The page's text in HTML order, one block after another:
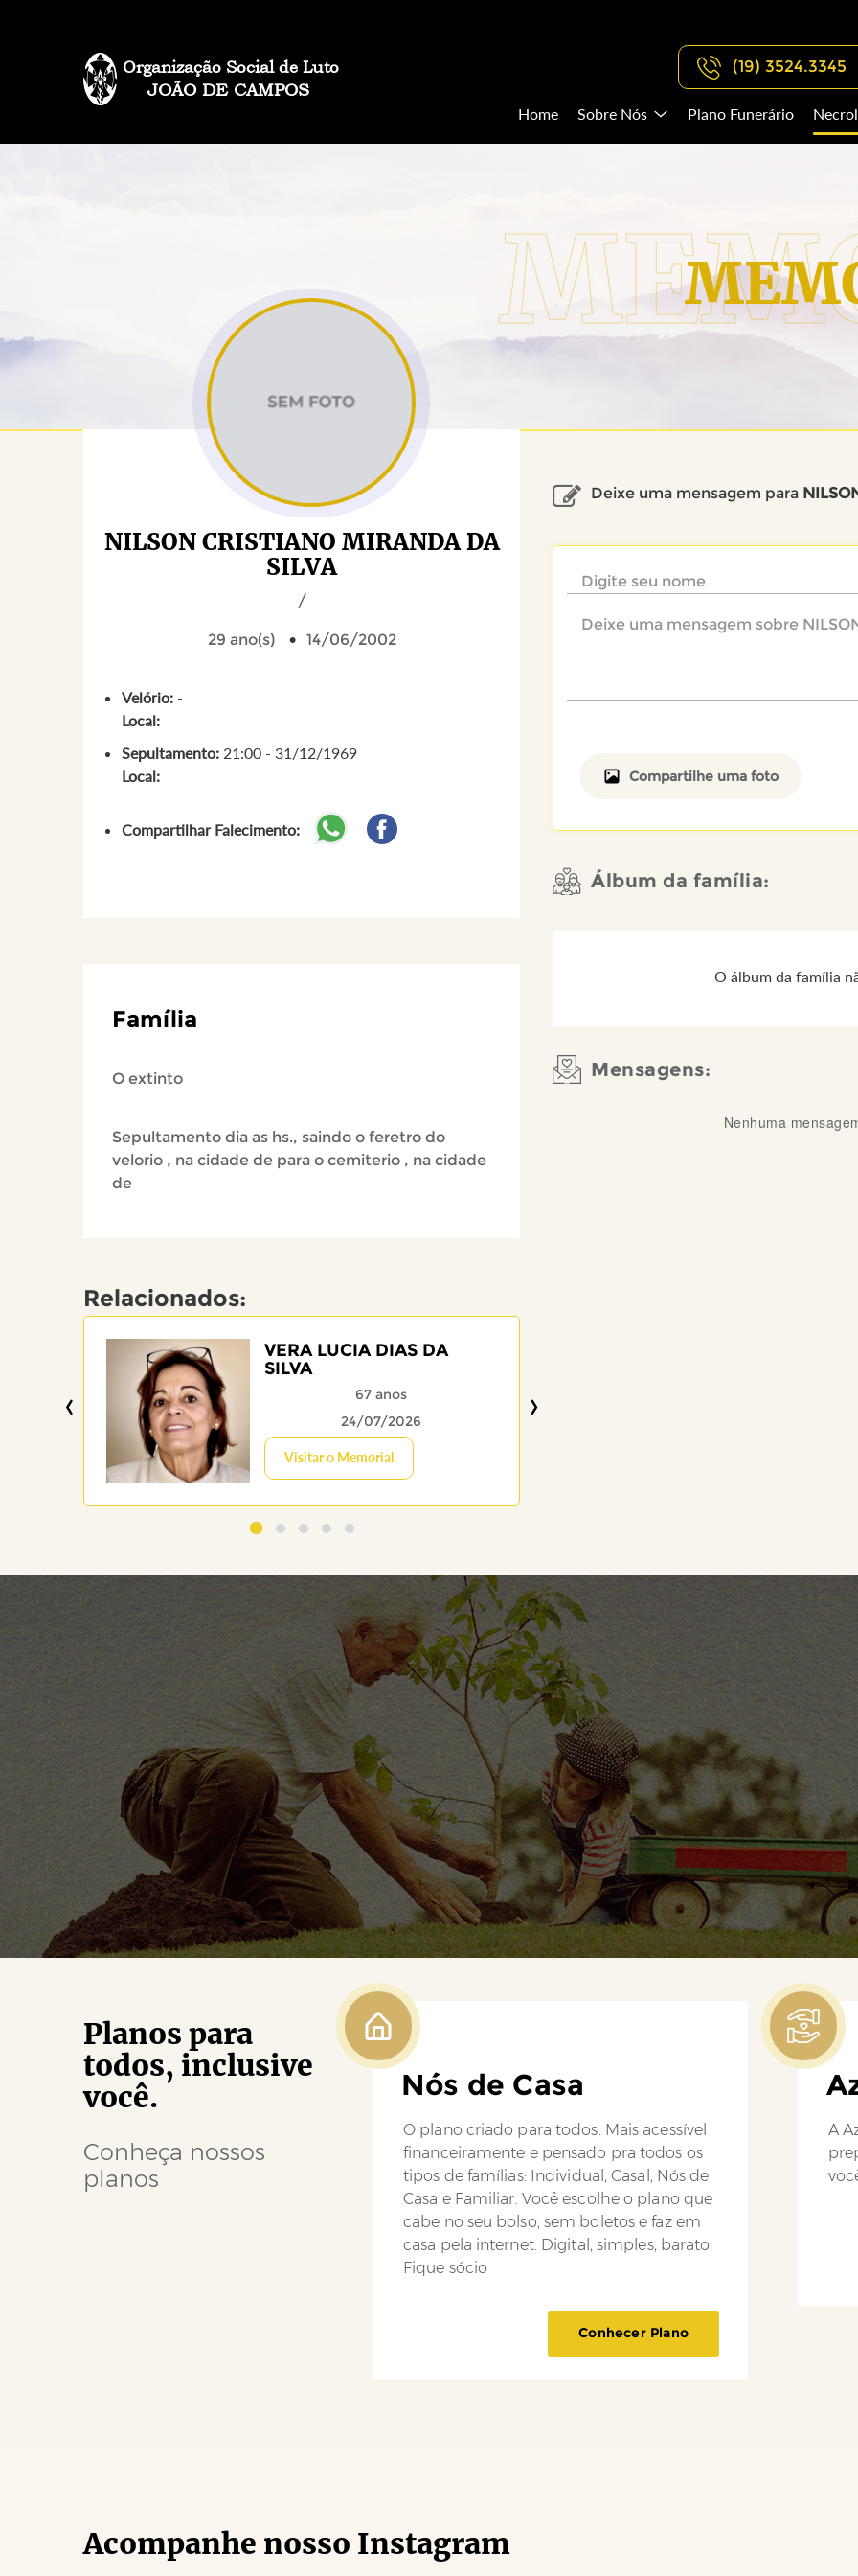
(19) 3524.3345
JOÃO DE CAMPOS
Organização Social de Luto
Home Sobre Nós Plano Funerário
NILSON CRISTIANO MIRANDA DA
SILVA
/
29 ano(s) 14/06/2002
Velório: -
Local:
Sepultamento: 21:00 - 31/12/1969
Local:
Compartilhar Falecimento:
Família
O extinto
Sepultamento dia as hs., saindo o feretro do
velorio , na cidade de para o cemiterio , na cidade
de
Relacionados:
VERA LUCIA DIAS DA
SILVA
67 anos
24/07/2026
Visitar o Memorial
‹ ›
Deixe uma mensagem para
Compartilhe uma foto
Álbum da família:
O álbum da família
Mensagens:
Nenhuma
Planos para
todos, inclusive
você.
Conheça nossos
planos
Nós de Casa
O plano criado para todos. Mais acessível
financeiramente e pensado pra todos os
tipos de famílias: Individual, Casal, Nós de
Casa e Familiar. Você escolhe o plano que
cabe no seu bolso, sem boletos e faz em
casa pela internet. Digital, simples, barato.
Fique sócio
Conhecer Plano
A
Acompanhe nosso Instagram